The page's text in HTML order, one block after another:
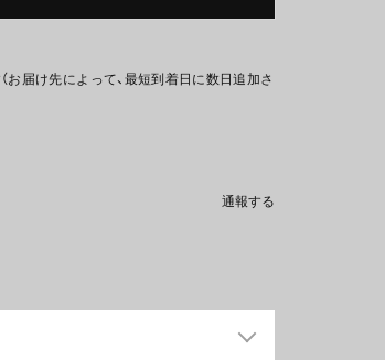
届け先によって、最短到着日に数日追加さ
通報する